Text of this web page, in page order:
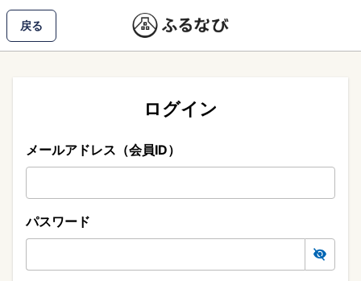
戻る
ログイン
メールアドレス（会員ID）
パスワード